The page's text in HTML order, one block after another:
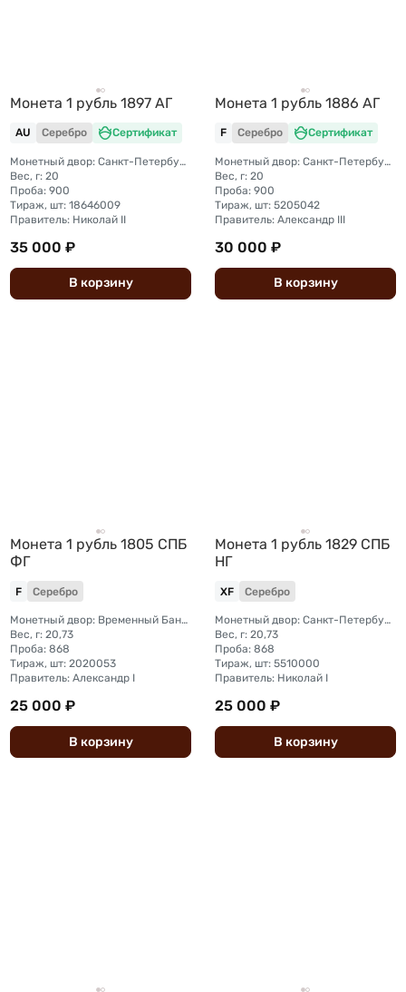
Монета 1 рубль 1897 АГ
AU Серебро Сертификат
Монетный двор: Санкт-Петербургский монетный двор
Вес, г: 20
Проба: 900
Тираж, шт: 18646009
Правитель: Николай II
35 000 ₽
В корзину
Монета 1 рубль 1886 АГ
F Серебро Сертификат
Монетный двор: Санкт-Петербургский монетный двор
Вес, г: 20
Проба: 900
Тираж, шт: 5205042
Правитель: Александр III
30 000 ₽
В корзину
Монета 1 рубль 1805 СПБ
ФГ
F Серебро
Монетный двор: Временный Банковский монетный двор (Санкт-Петербург)
Вес, г: 20,73
Проба: 868
Тираж, шт: 2020053
Правитель: Александр I
25 000 ₽
В корзину
Монета 1 рубль 1829 СПБ
НГ
XF Серебро
Монетный двор: Санкт-Петербургский монетный двор
Вес, г: 20,73
Проба: 868
Тираж, шт: 5510000
Правитель: Николай I
25 000 ₽
В корзину